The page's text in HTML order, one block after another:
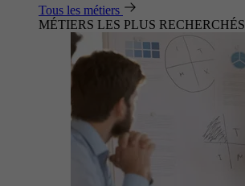
Tous les métiers
MÉTIERS LES PLUS RECHERCHÉS